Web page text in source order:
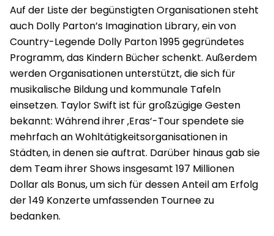
Auf der Liste der begünstigten Organisationen steht
auch Dolly Parton’s Imagination Library, ein von
Country-Legende Dolly Parton 1995 gegründetes
Programm, das Kindern Bücher schenkt. Außerdem
werden Organisationen unterstützt, die sich für
musikalische Bildung und kommunale Tafeln
einsetzen. Taylor Swift ist für großzügige Gesten
bekannt: Während ihrer ‚Eras‘-Tour spendete sie
mehrfach an Wohltätigkeitsorganisationen in
Städten, in denen sie auftrat. Darüber hinaus gab sie
dem Team ihrer Shows insgesamt 197 Millionen
Dollar als Bonus, um sich für dessen Anteil am Erfolg
der 149 Konzerte umfassenden Tournee zu
bedanken.